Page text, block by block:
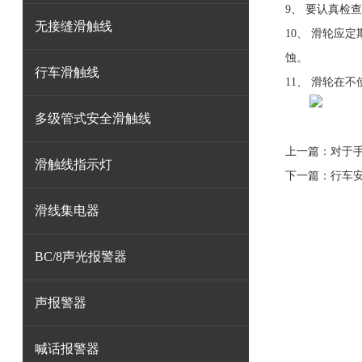
无接缝滑触线
行车滑触线
多级管式安全滑触线
滑触线指示灯
滑线集电器
BC/8声光报警器
声报警器
喊话报警器
9、 要认真检
10、 滑轮应定
蚀。
11、 滑轮在不
上一篇： 对于
下一篇： 行车